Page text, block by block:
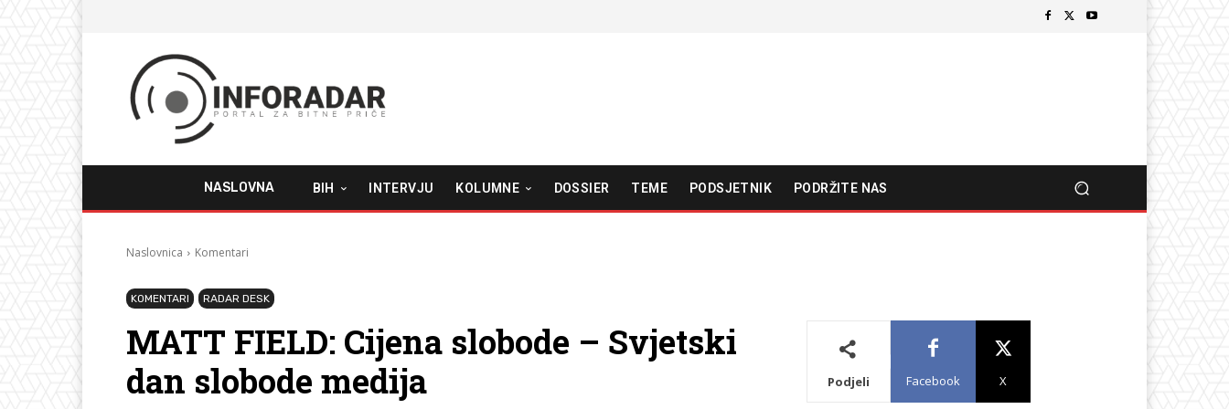
NASLOVNA BIH INTERVJU KOLUMNE DOSSIER TEME PODSJETNIK PODRŽITE NAS
Naslovnica Komentari
KOMENTARI RADAR DESK
MATT FIELD: Cijena slobode – Svjetski
dan slobode medija
Podjeli Facebook X